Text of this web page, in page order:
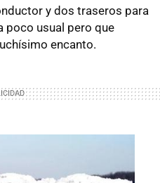
y dos traseros para
poco usual pero que
encanto.